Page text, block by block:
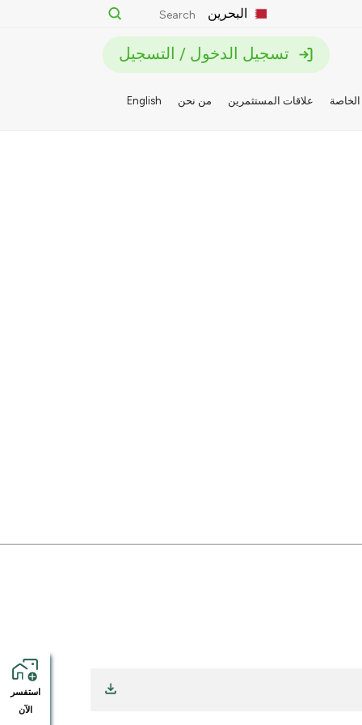
البحرين
تسجيل الدخول / التسجيل
علاقات المستثمرين من نحن English
استفسر
الآن